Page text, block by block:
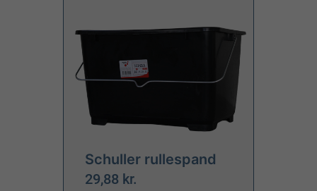
Schuller rullespand
29,88 kr.